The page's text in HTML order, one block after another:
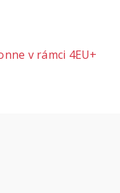
v rámci 4EU+